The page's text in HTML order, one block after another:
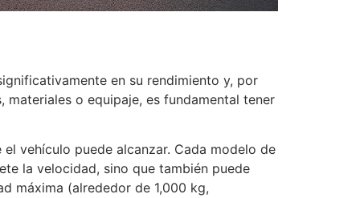
en su rendimiento y, por
o equipaje, es fundamental tener
vehículo puede alcanzar. Cada modelo de
la velocidad, sino que también puede
máxima (alrededor de 1,000 kg,